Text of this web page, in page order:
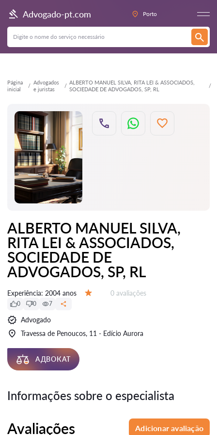
Advogado-pt.com Porto
Página
inicial
Advogados
e juristas
ALBERTO MANUEL SILVA, RITA LEI & ASSOCIADOS,
SOCIEDADE DE ADVOGADOS, SP, RL
Voltar
ALBERTO MANUEL SILVA,
RITA LEI & ASSOCIADOS,
SOCIEDADE DE
ADVOGADOS, SP, RL
Experiência: 2004 anos
Avaliações:
0 avaliações
0 0 7
Advogado
Travessa de Penoucos, 11 - Edício Aurora
АДВОКАТ
Informações sobre o especialista
Avaliações Adicionar avaliação